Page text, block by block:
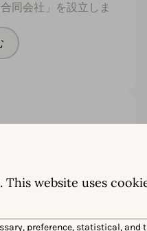
This website uses
preference, statistical, and
同会社」を設立しま
of the
価で締めくくってい
開催された今年の
、AppTweakはApp